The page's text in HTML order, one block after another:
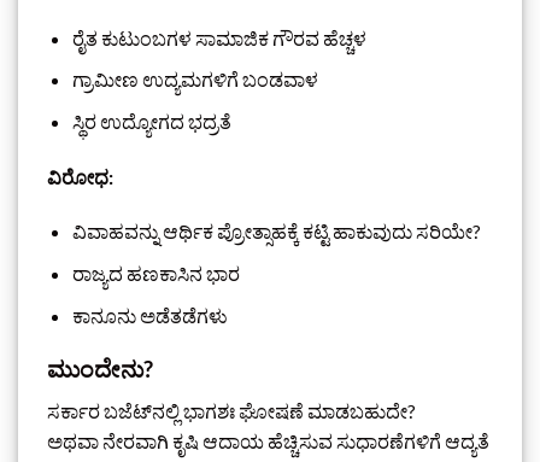
ರೈತ ಕುಟುಂಬಗಳ ಸಾಮಾಜಿಕ ಗೌರವ ಹೆಚ್ಚಳ
ಗ್ರಾಮೀಣ ಉದ್ಯಮಗಳಿಗೆ ಬಂಡವಾಳ
ಸ್ಥಿರ ಉದ್ಯೋಗದ ಭದ್ರತೆ
ವಿರೋಧ:
ವಿವಾಹವನ್ನು ಆರ್ಥಿಕ ಪ್ರೋತ್ಸಾಹಕ್ಕೆ ಕಟ್ಟಿ ಹಾಕುವುದು ಸರಿಯೇ?
ರಾಜ್ಯದ ಹಣಕಾಸಿನ ಭಾರ
ಕಾನೂನು ಅಡೆತಡೆಗಳು
ಮುಂದೇನು?
ಸರ್ಕಾರ ಬಜೆಟ್‌ನಲ್ಲಿ ಭಾಗಶಃ ಘೋಷಣೆ ಮಾಡಬಹುದೇ?
ಅಥವಾ ನೇರವಾಗಿ ಕೃಷಿ ಆದಾಯ ಹೆಚ್ಚಿಸುವ ಸುಧಾರಣೆಗಳಿಗೆ ಆದ್ಯತೆ